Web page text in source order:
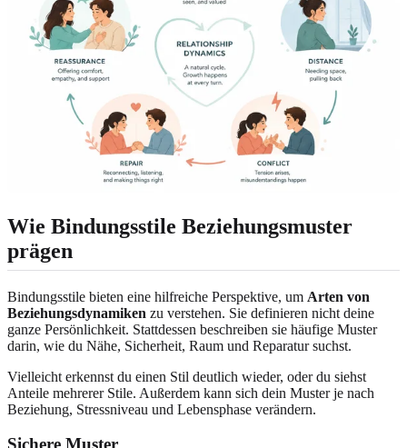
Wie Bindungsstile Beziehungsmuster
prägen
Bindungsstile bieten eine hilfreiche Perspektive, um Arten von
Beziehungsdynamiken zu verstehen. Sie definieren nicht deine
ganze Persönlichkeit. Stattdessen beschreiben sie häufige Muster
darin, wie du Nähe, Sicherheit, Raum und Reparatur suchst.
Vielleicht erkennst du einen Stil deutlich wieder, oder du siehst
Anteile mehrerer Stile. Außerdem kann sich dein Muster je nach
Beziehung, Stressniveau und Lebensphase verändern.